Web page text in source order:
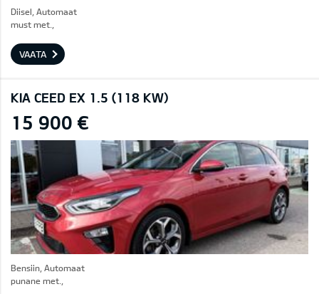
Diisel, Automaat
must met.,
VAATA
KIA CEED EX 1.5 (118 KW)
15 900 €
Bensiin, Automaat
punane met.,